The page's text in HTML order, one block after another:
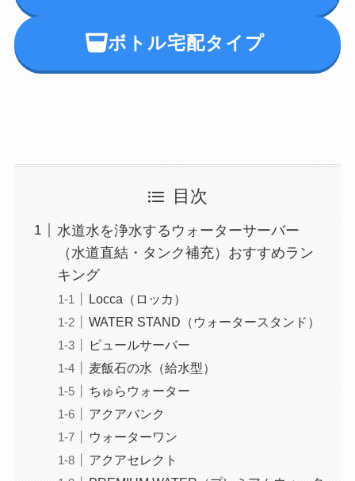
ボトル宅配タイプ
目次
水道水を浄水するウォーターサーバー
（水道直結・タンク補充）おすすめラン
キング
Locca（ロッカ）
WATER STAND（ウォータースタンド）
ピュールサーバー
麦飯石の水（給水型）
ちゅらウォーター
アクアバンク
ウォーターワン
アクアセレクト